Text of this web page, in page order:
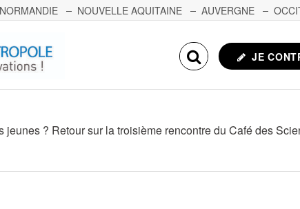
NORMANDIE NOUVELLE AQUITAINE AUVERGNE
JE
jeunes ? Retour sur la troisième rencontre du Café des